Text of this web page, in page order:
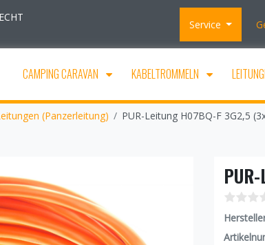
Service
CAMPING CARAVAN KABELTROMMELN
(Panzerleitung) PUR-Leitung H07BQ-F 3G2,5